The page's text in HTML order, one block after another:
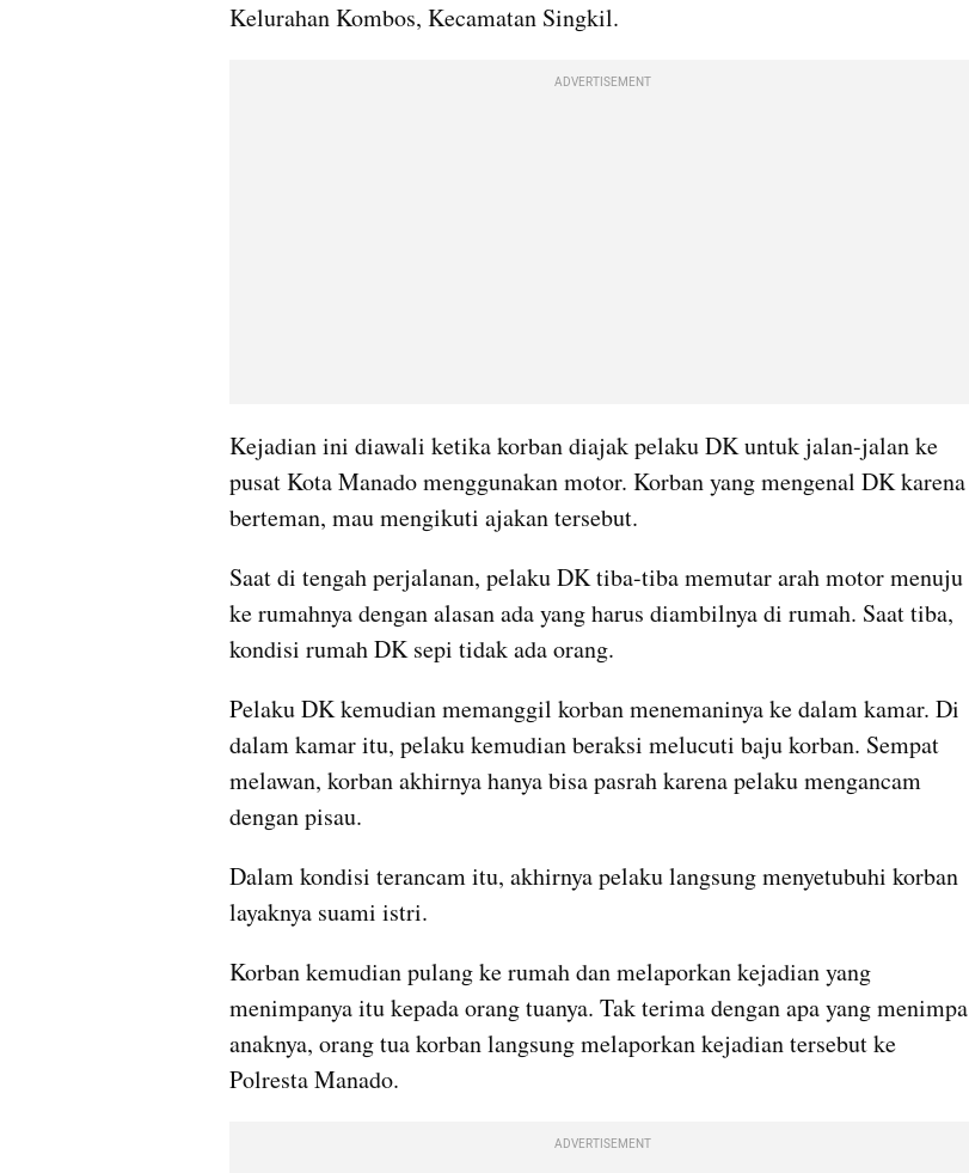
Kelurahan Kombos, Kecamatan Singkil.
ADVERTISEMENT
Kejadian ini diawali ketika korban diajak pelaku DK untuk jalan-jalan ke
pusat Kota Manado menggunakan motor. Korban yang mengenal DK karena
berteman, mau mengikuti ajakan tersebut.
Saat di tengah perjalanan, pelaku DK tiba-tiba memutar arah motor menuju
ke rumahnya dengan alasan ada yang harus diambilnya di rumah. Saat tiba,
kondisi rumah DK sepi tidak ada orang.
Pelaku DK kemudian memanggil korban menemaninya ke dalam kamar. Di
dalam kamar itu, pelaku kemudian beraksi melucuti baju korban. Sempat
melawan, korban akhirnya hanya bisa pasrah karena pelaku mengancam
dengan pisau.
Dalam kondisi terancam itu, akhirnya pelaku langsung menyetubuhi korban
layaknya suami istri.
Korban kemudian pulang ke rumah dan melaporkan kejadian yang
menimpanya itu kepada orang tuanya. Tak terima dengan apa yang menimpa
anaknya, orang tua korban langsung melaporkan kejadian tersebut ke
Polresta Manado.
ADVERTISEMENT